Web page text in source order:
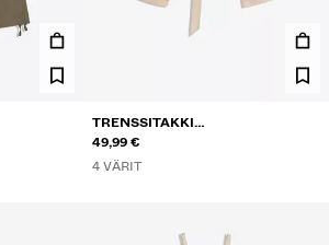
TRENSSITAKKI
PYSTYKAULUKSELLA
49,99 €
4 VÄRIT